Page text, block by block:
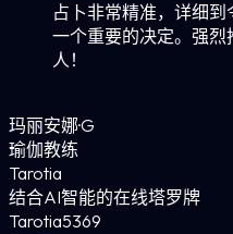
占卜非常精准，详细
一个重要的决定。强
人！
玛丽安娜·G
瑜伽教练
Tarotia
结合AI智能的在线塔罗牌
Tarotia5369